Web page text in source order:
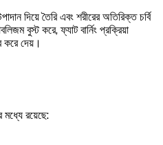
দিয়ে তৈরি এবং শরীরের অতিরিক্ত চর্বি
বুস্ট করে, ফ্যাট বার্নিং প্রক্রিয়া
করে দেয়।
রয়েছে: